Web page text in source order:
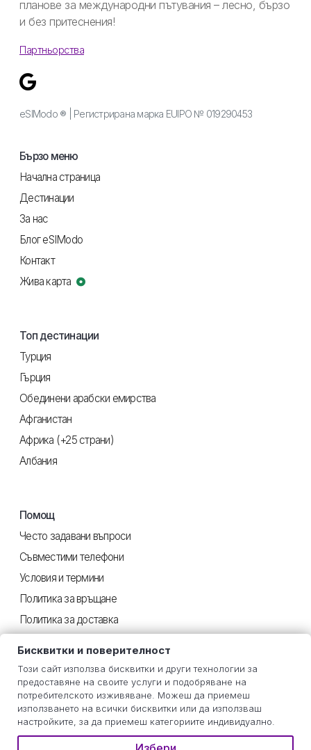
планове за международни пътувания – лесно, бързо
и без притеснения!
Партньорства
eSIModo ® | Регистрирана марка EUIPO № 019290453
Бързо меню
Начална страница
Дестинации
За нас
Блог eSIModo
Контакт
Жива карта
Топ дестинации
Турция
Гърция
Обединени арабски емирства
Афганистан
Африка (+25 страни)
Албания
Помощ
Често задавани въпроси
Съвместими телефони
Условия и термини
Политика за връщане
Политика за доставка
Полезен
Инструкции iOS
Инструкции Android
Бисквитки и поверителност
Този сайт използва бисквитки и други технологии за
предоставяне на своите услуги и подобряване на
потребителското изживяване. Можеш да приемеш
използването на всички бисквитки или да използваш
настройките, за да приемеш категориите индивидуално.